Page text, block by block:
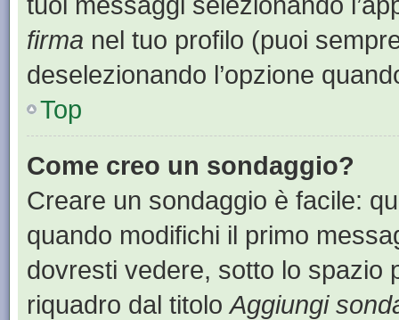
firma nel tuo profilo (puoi
deselezionando l’opzione
Top
Come creo un sondaggio?
Creare un sondaggio è facile:
quando modifichi il primo
dovresti vedere, sotto lo spazio
riquadro dal titoloAggiungi